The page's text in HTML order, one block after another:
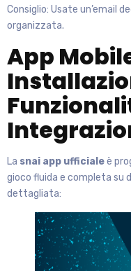
Consiglio: Usate un’email
organizzata.
App
La snai app ufficialeè
gioco fluida e completa su
dettagliata: